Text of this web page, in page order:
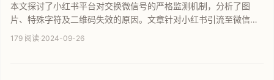
本文探讨了小红书平台对交换微信号的严格监测机制，分析了图
片、特殊字符及二维码失效的原因。文章针对小红书引流至微信的
痛点，分享了社群运营中的实际困难，旨在帮助运营者了解平台规
179 阅读·2024-09-26